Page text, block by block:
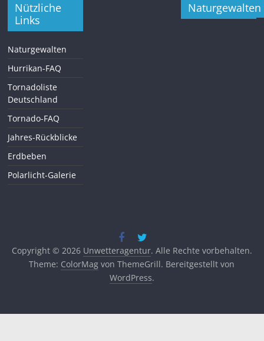
Nützliche
Links
Naturgewalten
Hurrikan-FAQ
Tornadoliste
Deutschland
Tornado-FAQ
Jahres-Rückblicke
Erdbeben
Polarlicht-Galerie
Naturgewalten
Copyright © 2026 Unwetteragentur. Alle Rechte vorbehalten.
Theme: ColorMag von ThemeGrill. Bereitgestellt von
WordPress.